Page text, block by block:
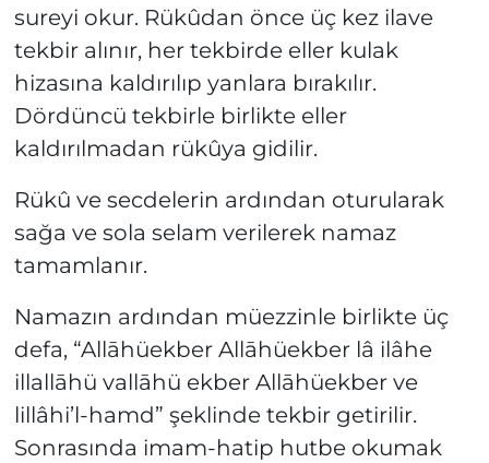
sureyi okur. Rükûdan önce üç kez ilave
tekbir alınır, her tekbirde eller kulak
hizasına kaldırılıp yanlara bırakılır.
Dördüncü tekbirle birlikte eller
kaldırılmadan rükûya gidilir.
Rükû ve secdelerin ardından oturularak
sağa ve sola selam verilerek namaz
tamamlanır.
Namazın ardından müezzinle birlikte üç
defa, “Allāhüekber Allāhüekber lâ ilâhe
illallāhü vallāhü ekber Allāhüekber ve
lillâhi’l-hamd” şeklinde tekbir getirilir.
Sonrasında imam-hatip hutbe okumak